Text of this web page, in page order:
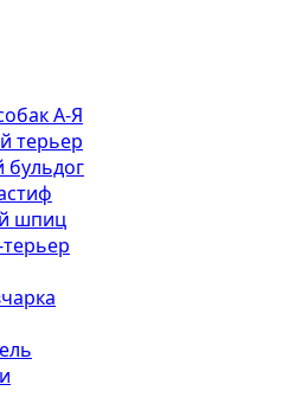
А-Я
терьер
бульдог
шпиц